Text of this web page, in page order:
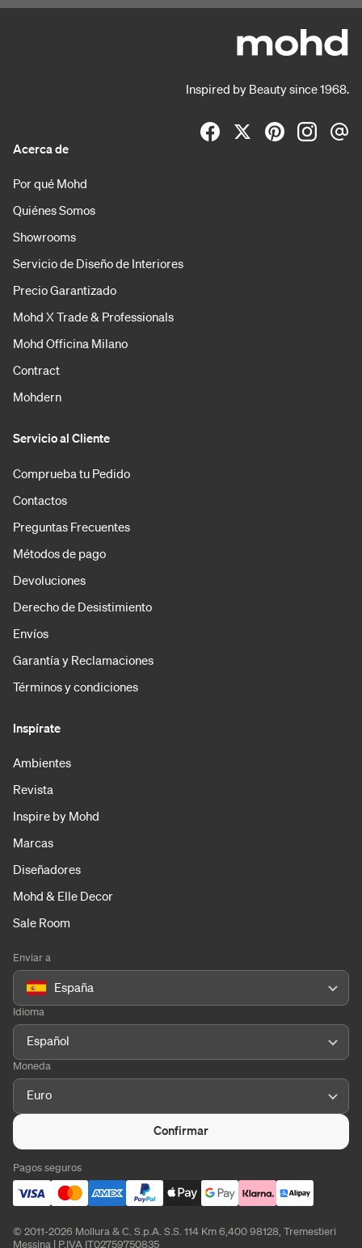
Inspired by Beauty since 1968.
Acerca de
Por qué Mohd
Quiénes Somos
Showrooms
Servicio de Diseño de Interiores
Precio Garantizado
Mohd X Trade & Professionals
Mohd Officina Milano
Contract
Mohdern
Servicio al Cliente
Comprueba tu Pedido
Contactos
Preguntas Frecuentes
Métodos de pago
Devoluciones
Derecho de Desistimiento
Envíos
Garantía y Reclamaciones
Términos y condiciones
Inspírate
Ambientes
Revista
Inspire by Mohd
Marcas
Diseñadores
Mohd & Elle Decor
Sale Room
Enviar a
España
Idioma
Español
Moneda
Euro
Confirmar
Pagos seguros
© 2011-2026 Mollura & C. S.p.A. S.S. 114 Km 6,400 98128, Tremestieri
Messina | P.IVA IT02759750835